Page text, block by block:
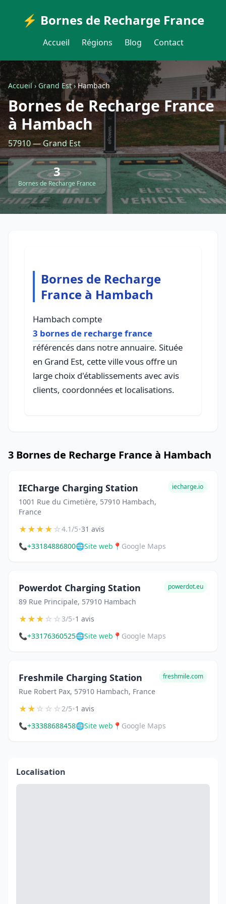
⚡ Bornes de Recharge France
Accueil Régions Blog Contact
Accueil›Grand Est›Hambach
Bornes de Recharge France
à Hambach
57910 — Grand Est
3
Bornes de Recharge France
Bornes de Recharge
France à Hambach
Hambach compte
3 bornes de recharge france
référencés dans notre annuaire. Située
en Grand Est, cette ville vous offre un
large choix d'établissements avec avis
clients, coordonnées et localisations.
3 Bornes de Recharge France à Hambach
IECharge Charging Station
1001 Rue du Cimetière, 57910 Hambach,
France
iecharge.io
★★★★☆4.1/5•31 avis
📞+33184886800🌐Site web 📍 Google Maps
Powerdot Charging Station
89 Rue Principale, 57910 Hambach
powerdot.eu
★★★☆☆3/5•1 avis
📞+33176360525🌐Site web 📍 Google Maps
Freshmile Charging Station
Rue Robert Pax, 57910 Hambach, France
freshmile.com
★★☆☆☆2/5•1 avis
📞+33388688458🌐Site web 📍 Google Maps
Localisation